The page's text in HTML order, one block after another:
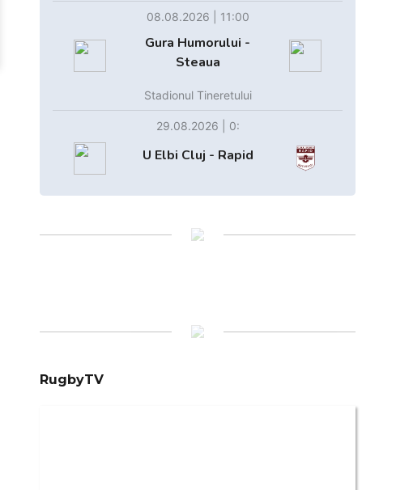
08.08.2026 | 11:00
Gura Humorului -
Steaua
Stadionul Tineretului
29.08.2026 | 0:
U Elbi Cluj - Rapid
RugbyTV